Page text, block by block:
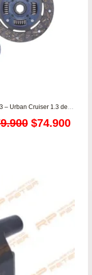
El
era:
$79.900.
$74.900El